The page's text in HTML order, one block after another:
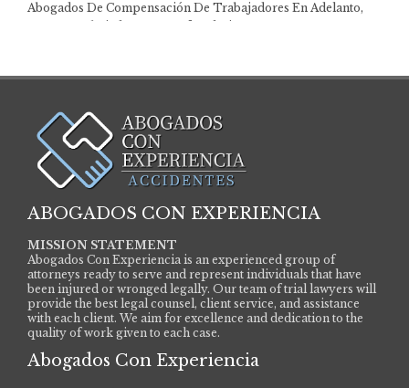
Abogados De Compensación De Trabajadores En Adelanto,
ABOGADOS CON EXPERIENCIA
MISSION STATEMENT
Abogados Con Experiencia is an experienced group of
attorneys ready to serve and represent individuals that have
been injured or wronged legally. Our team of trial lawyers will
provide the best legal counsel, client service, and assistance
with each client. We aim for excellence and dedication to the
quality of work given to each case.
Abogados Con Experiencia